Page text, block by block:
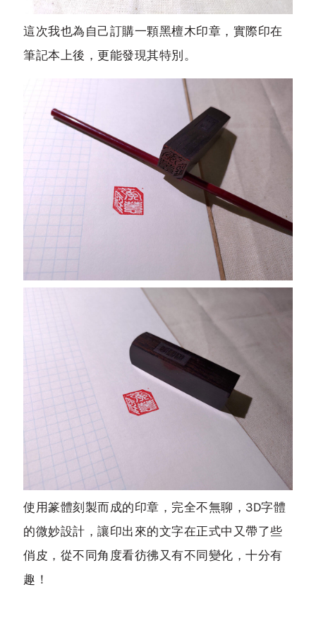
這次我也為自己訂購一顆黑檀木印章，實際印在
筆記本上後，更能發現其特別。
使用篆體刻製而成的印章，完全不無聊，3D字體
的微妙設計，讓印出來的文字在正式中又帶了些
俏皮，從不同角度看彷彿又有不同變化，十分有
趣！